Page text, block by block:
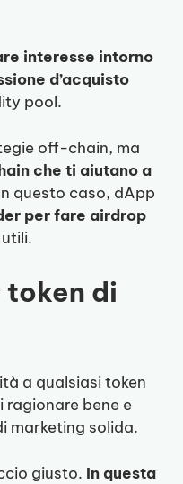
interesse intorno
d’acquisto
pool.
off-chain, ma
che ti aiutano a
questo caso, dApp
per fare airdrop
di
a qualsiasi token
ragionare bene e
marketing solida.
giusto. In questa